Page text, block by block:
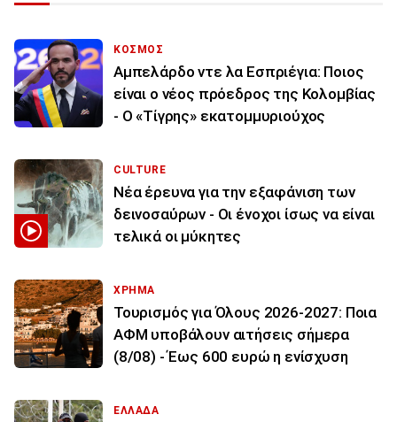
ΚΟΣΜΟΣ
Αμπελάρδο ντε λα Εσπριέγια: Ποιος
είναι ο νέος πρόεδρος της Κολομβίας
- Ο «Τίγρης» εκατομμυριούχος
CULTURE
Νέα έρευνα για την εξαφάνιση των
δεινοσαύρων - Οι ένοχοι ίσως να είναι
τελικά οι μύκητες
ΧΡΗΜΑ
Τουρισμός για Όλους 2026-2027: Ποια
ΑΦΜ υποβάλουν αιτήσεις σήμερα
(8/08) - Έως 600 ευρώ η ενίσχυση
ΕΛΛΑΔΑ